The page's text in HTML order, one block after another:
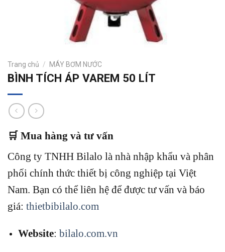
Trang chủ / MÁY BƠM NƯỚC
BÌNH TÍCH ÁP VAREM 50 LÍT
🛒 Mua hàng và tư vấn
Công ty TNHH Bilalo là nhà nhập khẩu và phân
phối chính thức thiết bị công nghiệp tại Việt
Nam. Bạn có thể liên hệ để được tư vấn và báo
giá: thietbibilalo.com
Website: bilalo.com.vn